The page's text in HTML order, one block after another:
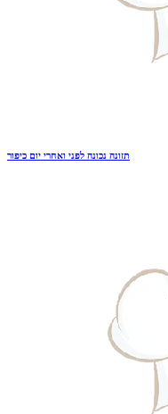
תזונה נכונה לפני ואחרי יום כיפור